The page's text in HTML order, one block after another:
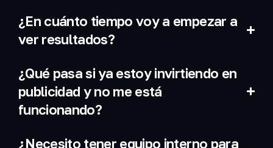
¿En cuánto tiempo voy a empezar a
ver resultados?
¿Qué pasa si ya estoy invirtiendo en
publicidad y no me está
funcionando?
¿Necesito tener equipo interno para